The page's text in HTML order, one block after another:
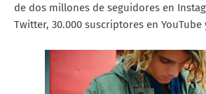
de dos millones de seguidores en
Twitter, 30.000 suscriptores en YouTube